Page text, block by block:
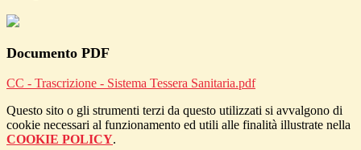
Documento PDF
CC - Trascrizione - Sistema Tessera Sanitaria.pdf
Questo sito o gli strumenti terzi da questo utilizzati si avvalgono di
cookie necessari al funzionamento ed utili alle finalità illustrate nella
COOKIE POLICY.